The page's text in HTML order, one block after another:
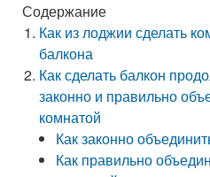
Содержание
Как из лоджии сделать
балкона
Как сделать балкон
законно и правильно
комнатой
Как законно
Как правильно